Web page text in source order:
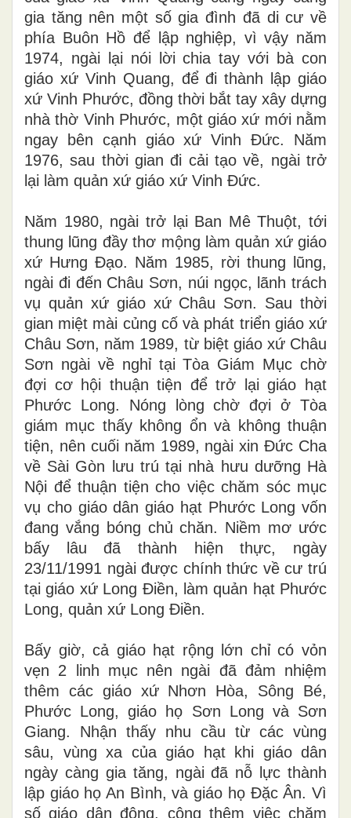
gia tăng nên một số gia đình đã di cư về
phía Buôn Hồ để lập nghiệp, vì vậy năm
1974, ngài lại nói lời chia tay với bà con
giáo xứ Vinh Quang, để đi thành lập giáo
xứ Vinh Phước, đồng thời bắt tay xây dựng
nhà thờ Vinh Phước, một giáo xứ mới nằm
ngay bên cạnh giáo xứ Vinh Đức. Năm
1976, sau thời gian đi cải tạo về, ngài trở
lại làm quản xứ giáo xứ Vinh Đức.
Năm 1980, ngài trở lại Ban Mê Thuột, tới
thung lũng đầy thơ mộng làm quản xứ giáo
xứ Hưng Đạo. Năm 1985, rời thung lũng,
ngài đi đến Châu Sơn, núi ngọc, lãnh trách
vụ quản xứ giáo xứ Châu Sơn. Sau thời
gian miệt mài củng cố và phát triển giáo xứ
Châu Sơn, năm 1989, từ biệt giáo xứ Châu
Sơn ngài về nghỉ tại Tòa Giám Mục chờ
đợi cơ hội thuận tiện để trở lại giáo hạt
Phước Long. Nóng lòng chờ đợi ở Tòa
giám mục thấy không ổn và không thuận
tiện, nên cuối năm 1989, ngài xin Đức Cha
về Sài Gòn lưu trú tại nhà hưu dưỡng Hà
Nội để thuận tiện cho việc chăm sóc mục
vụ cho giáo dân giáo hạt Phước Long vốn
đang vắng bóng chủ chăn. Niềm mơ ước
bấy lâu đã thành hiện thực, ngày
23/11/1991 ngài được chính thức về cư trú
tại giáo xứ Long Điền, làm quản hạt Phước
Long, quản xứ Long Điền.
Bấy giờ, cả giáo hạt rộng lớn chỉ có vỏn
vẹn 2 linh mục nên ngài đã đảm nhiệm
thêm các giáo xứ Nhơn Hòa, Sông Bé,
Phước Long, giáo họ Sơn Long và Sơn
Giang. Nhận thấy nhu cầu từ các vùng
sâu, vùng xa của giáo hạt khi giáo dân
ngày càng gia tăng, ngài đã nỗ lực thành
lập giáo họ An Bình, và giáo họ Đặc Ân. Vì
số giáo dân đông, cộng thêm việc chăm